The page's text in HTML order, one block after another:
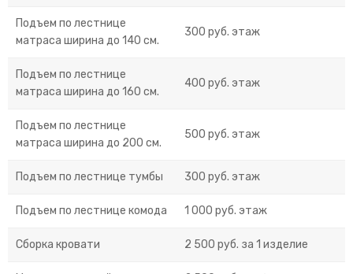
Подъем по лестнице
матраса ширина до 140 см.
300 руб. этаж
Подъем по лестнице
матраса ширина до 160 см.
400 руб. этаж
Подъем по лестнице
матраса ширина до 200 см.
500 руб. этаж
Подъем по лестнице тумбы 300 руб. этаж
Подъем по лестнице комода 1 000 руб. этаж
Сборка кровати 2 500 руб. за 1 изделие